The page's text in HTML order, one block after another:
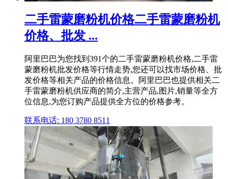
二手雷蒙磨粉机价格二手雷蒙磨粉机
价格、批发 ...
阿里巴巴为您找到391个的二手雷蒙磨粉机价格,二手雷
蒙磨粉机批发价格等行情走势,您还可以找市场价格、批
发价格等相关产品的价格信息。阿里巴巴也提供相关二
手雷蒙磨粉机供应商的简介,主营产品,图片,销量等全方
位信息,为您订购产品提供全方位的价格参考。
联系电话: 180 3780 8511